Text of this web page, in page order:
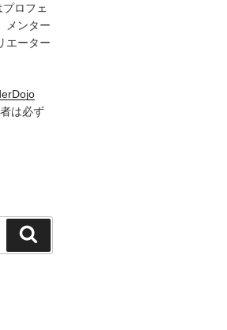
ロフェ
メンター
エーター
は必ず
索